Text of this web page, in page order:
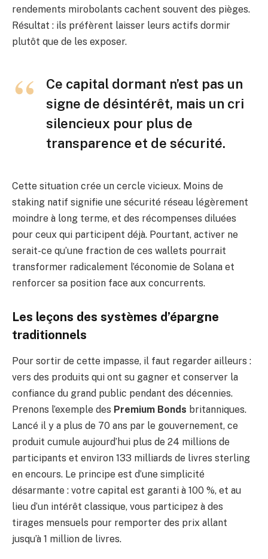
rendements mirobolants cachent souvent des pièges.
Résultat : ils préfèrent laisser leurs actifs dormir
plutôt que de les exposer.
Ce capital dormant n’est pas un
signe de désintérêt, mais un cri
silencieux pour plus de
transparence et de sécurité.
Cette situation crée un cercle vicieux. Moins de
staking natif signifie une sécurité réseau légèrement
moindre à long terme, et des récompenses diluées
pour ceux qui participent déjà. Pourtant, activer ne
serait-ce qu’une fraction de ces wallets pourrait
transformer radicalement l’économie de Solana et
renforcer sa position face aux concurrents.
Les leçons des systèmes d’épargne
traditionnels
Pour sortir de cette impasse, il faut regarder ailleurs :
vers des produits qui ont su gagner et conserver la
confiance du grand public pendant des décennies.
Prenons l’exemple des Premium Bonds britanniques.
Lancé il y a plus de 70 ans par le gouvernement, ce
produit cumule aujourd’hui plus de 24 millions de
participants et environ 133 milliards de livres sterling
en encours. Le principe est d’une simplicité
désarmante : votre capital est garanti à 100 %, et au
lieu d’un intérêt classique, vous participez à des
tirages mensuels pour remporter des prix allant
jusqu’à 1 million de livres.